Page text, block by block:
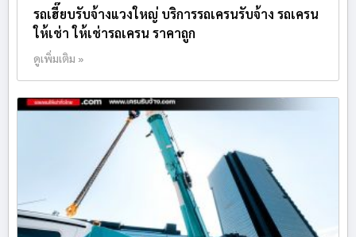
รถเฮี๊ยบรับจ้างแวงใหญ่ บริการรถเครนรับจ้าง รถเครน
ให้เช่า ให้เช่ารถเครน ราคาถูก
ดูเพิ่มเติม »